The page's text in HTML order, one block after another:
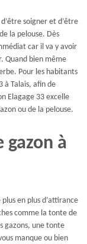
soigner et d’être
la pelouse. Dès
car il va y avoir
Quand bien même
Pour les habitants
à Talais, afin de
Elagage 33 excelle
ou de la pelouse.
gazon à
en plus d’attirance
comme la tonte de
gazons, une tonte
manque ou bien